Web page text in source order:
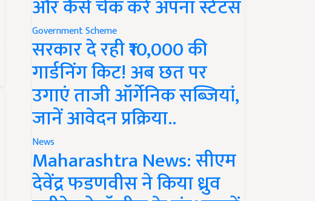
और कैसे चेक करें अपना स्टेटस
Government Scheme
सरकार दे रही ₹10,000 की
गार्डनिंग किट! अब छत पर
उगाएं ताजी ऑर्गेनिक सब्जियां,
जानें आवेदन प्रक्रिया..
News
Maharashtra News: सीएम
देवेंद्र फडणवीस ने किया ध्रुव